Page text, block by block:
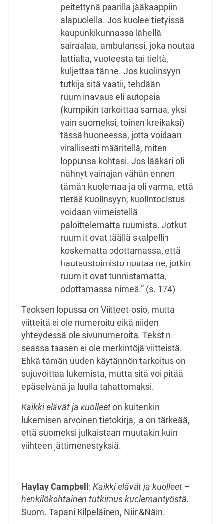
peitettynä paarilla jääkaappiin
alapuolella. Jos kuolee tietyissä
kaupunkikunnassa lähellä
sairaalaa, ambulanssi, joka noutaa
lattialta, vuoteesta tai tieltä,
kuljettaa tänne. Jos kuolinsyyn
tutkija sitä vaatii, tehdään
ruumiinavaus eli autopsia
(kumpikin tarkoittaa samaa, yksi
vain suomeksi, toinen kreikaksi)
tässä huoneessa, jotta voidaan
virallisesti määritellä, miten
loppunsa kohtasi. Jos lääkäri oli
nähnyt vainajan vähän ennen
tämän kuolemaa ja oli varma, että
tietää kuolinsyyn, kuolintodistus
voidaan viimeistellä
paloittelematta ruumista. Jotkut
ruumiit ovat täällä skalpellin
koskematta odottamassa, että
hautaustoimisto noutaa ne, jotkin
ruumiit ovat tunnistamatta,
odottamassa nimeä.” (s. 174)
Teoksen lopussa on Viitteet-osio, mutta
viitteitä ei ole numeroitu eikä niiden
yhteydessä ole sivunumeroita. Tekstin
seassa taasen ei ole merkintöjä viitteistä.
Ehkä tämän uuden käytännön tarkoitus on
sujuvoittaa lukemista, mutta sitä voi pitää
epäselvänä ja luulla tahattomaksi.
Kaikki elävät ja kuolleeton kuitenkin
lukemisen arvoinen tietokirja, ja on tärkeää,
että suomeksi julkaistaan muutakin kuin
viihteen jättimenestyksiä.
Haylay Campbell: Kaikki elävät ja kuolleet –
henkilökohtainen tutkimus kuolemantyöstä.
Suom. Tapani Kilpeläinen, Niin&Näin.